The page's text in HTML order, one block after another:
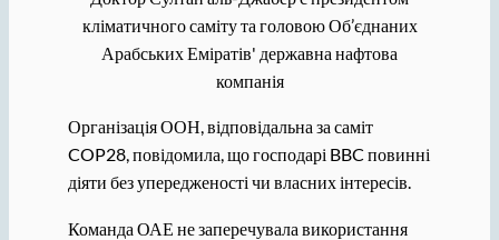
кліматичного саміту та головою Об’єднаних
Арабських Еміратів' державна нафтова
компанія
Організація ООН, відповідальна за саміт
COP28, повідомила, що господарі BBC повинні
діяти без упередженості чи власних інтересів.
Команда ОАЕ не заперечувала використання